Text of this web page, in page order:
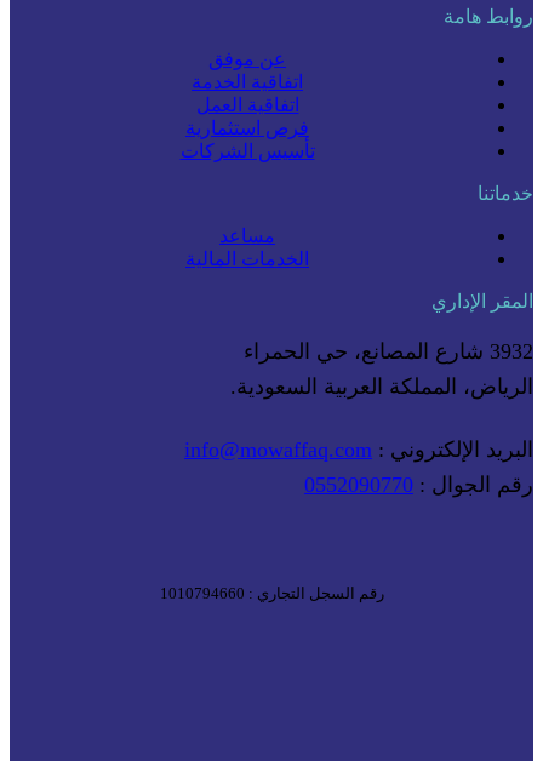
روابط هامة
عن موفق
اتفاقية الخدمة
اتفاقية العمل
فرص استثمارية
تأسيس الشركات
خدماتنا
مساعد
الخدمات المالية
المقر الإداري
3932 شارع المصانع، حي الحمراء
الرياض، المملكة العربية السعودية.
البريد الإلكتروني : info@mowaffaq.com
رقم الجوال : 0552090770
رقم السجل التجاري : 1010794660